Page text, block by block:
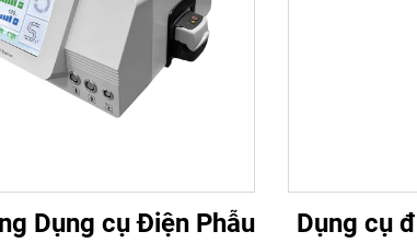
Dụng cụ Điện Phẫu
Dụng cụ